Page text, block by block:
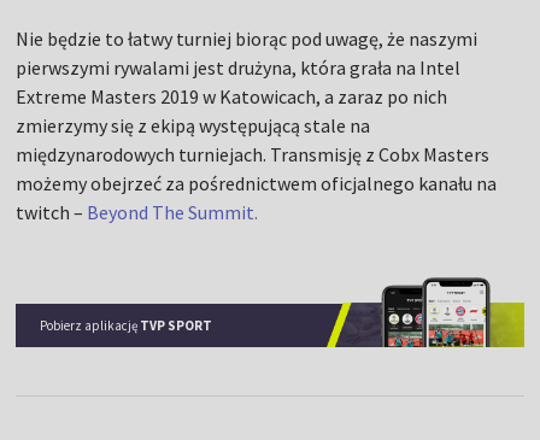
Nie będzie to łatwy turniej biorąc pod uwagę, że naszymi
pierwszymi rywalami jest drużyna, która grała na Intel
Extreme Masters 2019 w Katowicach, a zaraz po nich
zmierzymy się z ekipą występującą stale na
międzynarodowych turniejach. Transmisję z Cobx Masters
możemy obejrzeć za pośrednictwem oficjalnego kanału na
twitch – Beyond The Summit.
Pobierz aplikację TVP SPORT